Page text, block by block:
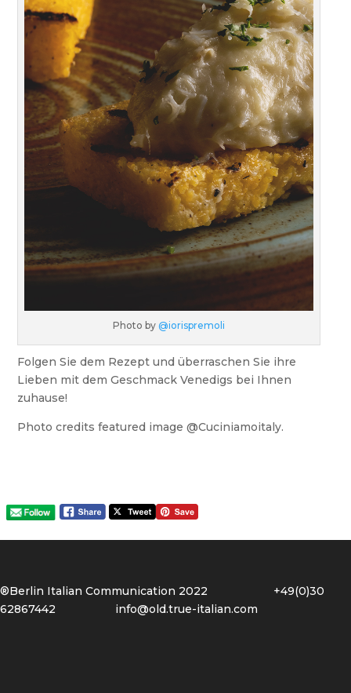
Photo by@iorispremoli
Folgen Sie dem Rezept und überraschen Sie ihre
Lieben mit dem Geschmack Venedigs bei Ihnen
zuhause!
Photo credits featured image @Cuciniamoitaly.
®Berlin Italian Communication 2022 +49(0)30
62867442
info@old.true-italian.com